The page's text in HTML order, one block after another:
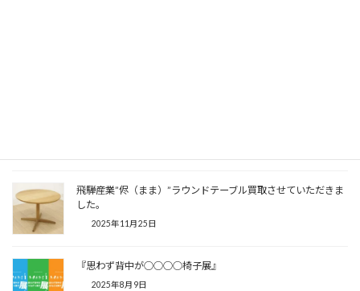
飛騨産業”侭（まま）”ラウンドテーブル買取させていただきま
した。
2025年11月25日
『思わず背中が○○○○椅子展』
2025年8月9日